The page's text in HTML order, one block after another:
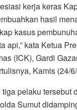
kerja keras
hasil
kasus
api,” kata Ketua
(ICK), Gardi
Kamis (24/
pelaku tersebut
Sumut